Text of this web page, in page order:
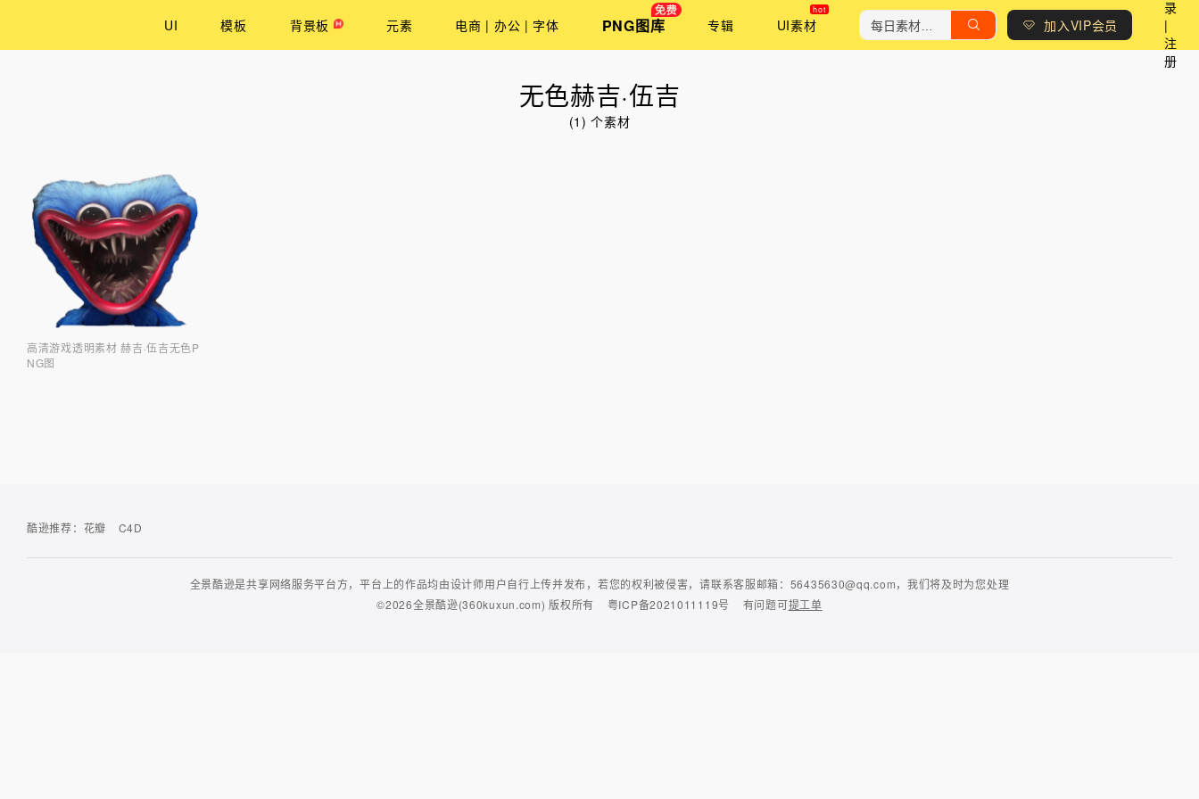
UI 模板 背景板 元素 电商 | 办公 | 字体 PNG图库 专辑 UI素材 加入VIP会员
录
|
注
册
无色赫吉·伍吉
(1) 个素材
高清游戏透明素材 赫吉·伍吉无色P
NG图
酷逊推荐： 花瓣 C4D
全景酷逊是共享网络服务平台方，平台上的作品均由设计师用户自行上传并发布，若您的权利被侵害，请联系客服邮箱：56435630@qq.com，我们将及时为您处理
©2026全景酷逊(360kuxun.com) 版权所有 粤ICP备2021011119号 有问题可提工单